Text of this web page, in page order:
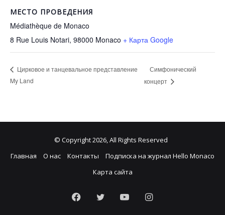
МЕСТО ПРОВЕДЕНИЯ
Médiathèque de Monaco
8 Rue Louis Notari, 98000 Monaco + Карта Google
Цирковое и танцевальное представление
My Land
Симфонический
концерт
© Copyright 2026, All Rights Reserved
Главная
О нас Контакты
Подписка на журнал Hello Monaco
Карта сайта
Facebook
TwitterYouTubeInstagram